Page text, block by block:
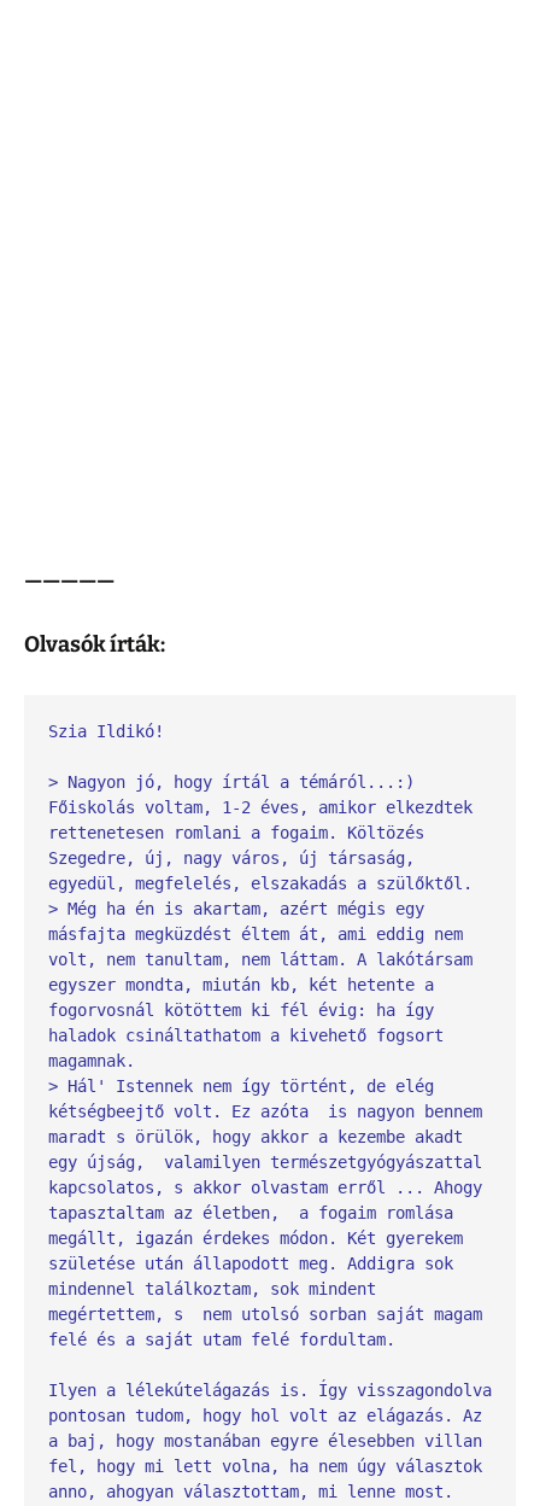
—————
Olvasók írták:
Szia Ildikó!
> Nagyon jó, hogy írtál a témáról...:)
Főiskolás voltam, 1-2 éves, amikor elkezdtek
rettenetesen romlani a fogaim. Költözés
Szegedre, új, nagy város, új társaság,
egyedül, megfelelés, elszakadás a szülőktől.
> Még ha én is akartam, azért mégis egy
másfajta megküzdést éltem át, ami eddig nem
volt, nem tanultam, nem láttam. A lakótársam
egyszer mondta, miután kb, két hetente a
fogorvosnál kötöttem ki fél évig: ha így
haladok csináltathatom a kivehető fogsort
magamnak.
> Hál' Istennek nem így történt, de elég
kétségbeejtő volt. Ez azóta  is nagyon bennem
maradt s örülök, hogy akkor a kezembe akadt
egy újság,  valamilyen természetgyógyászattal
kapcsolatos, s akkor olvastam erről ... Ahogy
tapasztaltam az életben,  a fogaim romlása
megállt, igazán érdekes módon. Két gyerekem
születése után állapodott meg. Addigra sok
mindennel találkoztam, sok mindent
megértettem, s  nem utolsó sorban saját magam
felé és a saját utam felé fordultam.
Ilyen a lélekútelágazás is. Így visszagondolva
pontosan tudom, hogy hol volt az elágazás. Az
a baj, hogy mostanában egyre élesebben villan
fel, hogy mi lett volna, ha nem úgy választok
anno, ahogyan választottam, mi lenne most.